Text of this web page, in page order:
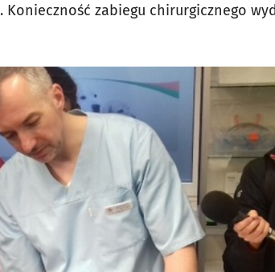
zabiegu chirurgicznego